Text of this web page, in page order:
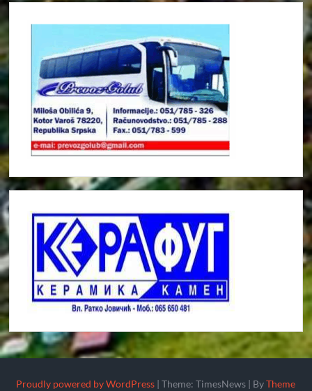
Proudly powered by WordPress |Theme: TimesNews | ByTheme